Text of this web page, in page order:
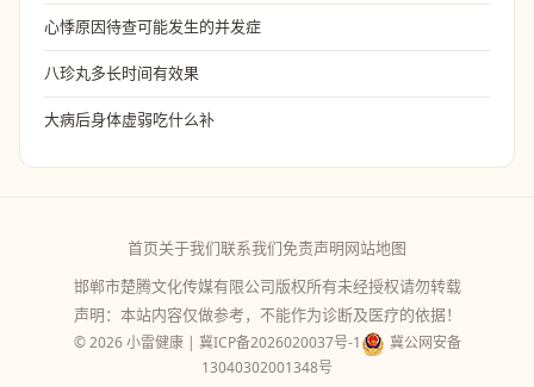
心悸原因待查可能发生的并发症
八珍丸多长时间有效果
大病后身体虚弱吃什么补
首页关于我们联系我们免责声明网站地图
邯郸市楚腾文化传媒有限公司版权所有未经授权请勿转载
声明：本站内容仅做参考，不能作为诊断及医疗的依据！
© 2026 小雷健康 | 冀ICP备2026020037号-1
冀公网安备
13040302001348号